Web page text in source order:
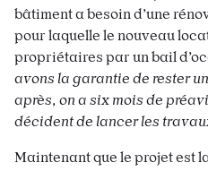
bâtiment a besoin d’une
pour laquelle le nouveau
propriétaires par un bail
avons la garantie de rester
après, on a six mois de
décident de lancer les
Maintenant que le projet est